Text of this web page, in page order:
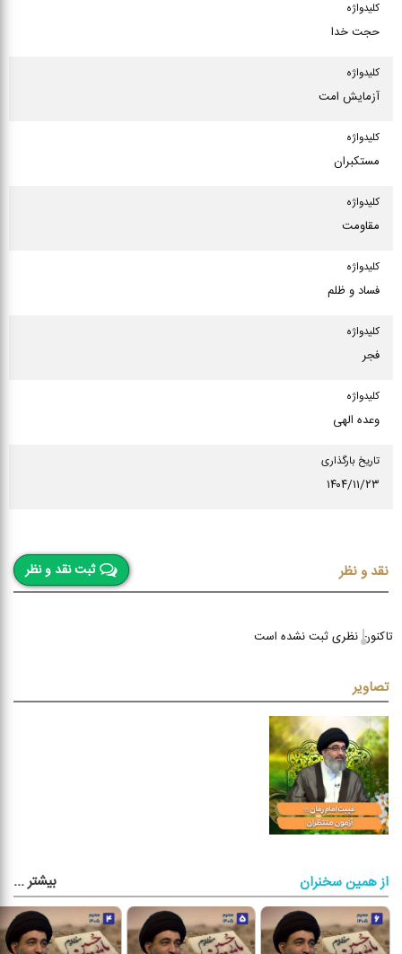
كلیدواژه
حجت خدا
كلیدواژه
آزمایش امت‌
كلیدواژه
مستکبران
كلیدواژه
مقاومت
كلیدواژه
فساد و ظلم
كلیدواژه
فجر
كلیدواژه
وعده الهی
تاریخ بارگذاری
۱۴۰۴/۱۱/۲۳
ثبت نقد و نظر نقد و نظر
تاکنون نظری ثبت نشده است
تصاویر
از همین سخنران بیشتر...